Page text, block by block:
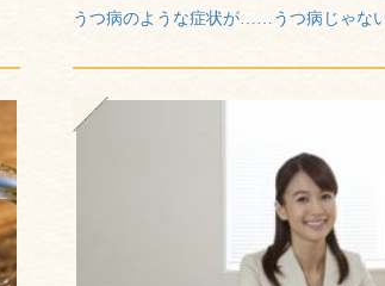
うつ病のような症状が……うつ病じゃな